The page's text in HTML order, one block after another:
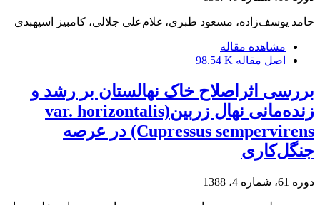
حامد یوسف‌زاده، مسعود طبری، غلام‌علی جلالی، کامبیز اسپهبدی
مشاهده مقاله
اصل مقاله 98.54 K
بررسی اثراصلاح خاک نهالستان بر رشد و
زنده‌مانی نهال زربینvar. horizontalis)
(Cupressus sempervirens در عرصه
جنگل‌کاری
دوره 61، شماره 4، 1388